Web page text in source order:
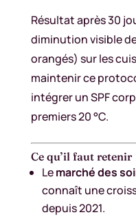
Résultat après 30
diminution visible
orangés) sur les
maintenir ce
intégrer un SPF
premiers 20 °C.
Ce qu’il faut retenir
Lemarché des
connaît une
depuis 2021.